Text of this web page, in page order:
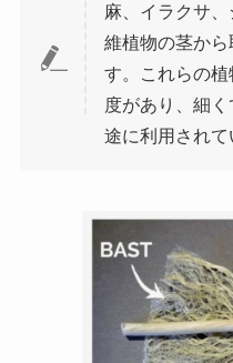
麻、イラクサ
維植物の茎か
す。これらの
度があり、細
途に利用されて